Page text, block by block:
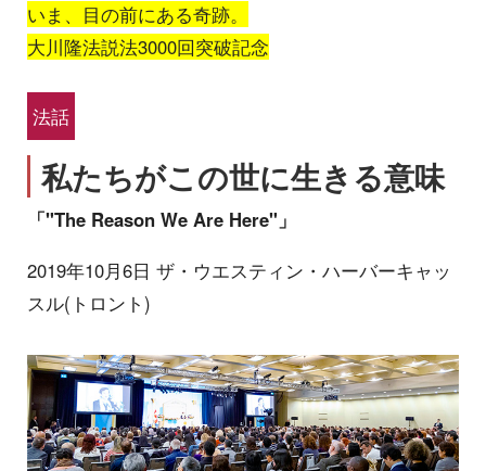
いま、目の前にある奇跡。
大川隆法説法3000回突破記念
法話
私たちがこの世に生きる意味
「"The Reason We Are Here"」
2019年10月6日 ザ・ウエスティン・ハーバーキャッ
スル(トロント)